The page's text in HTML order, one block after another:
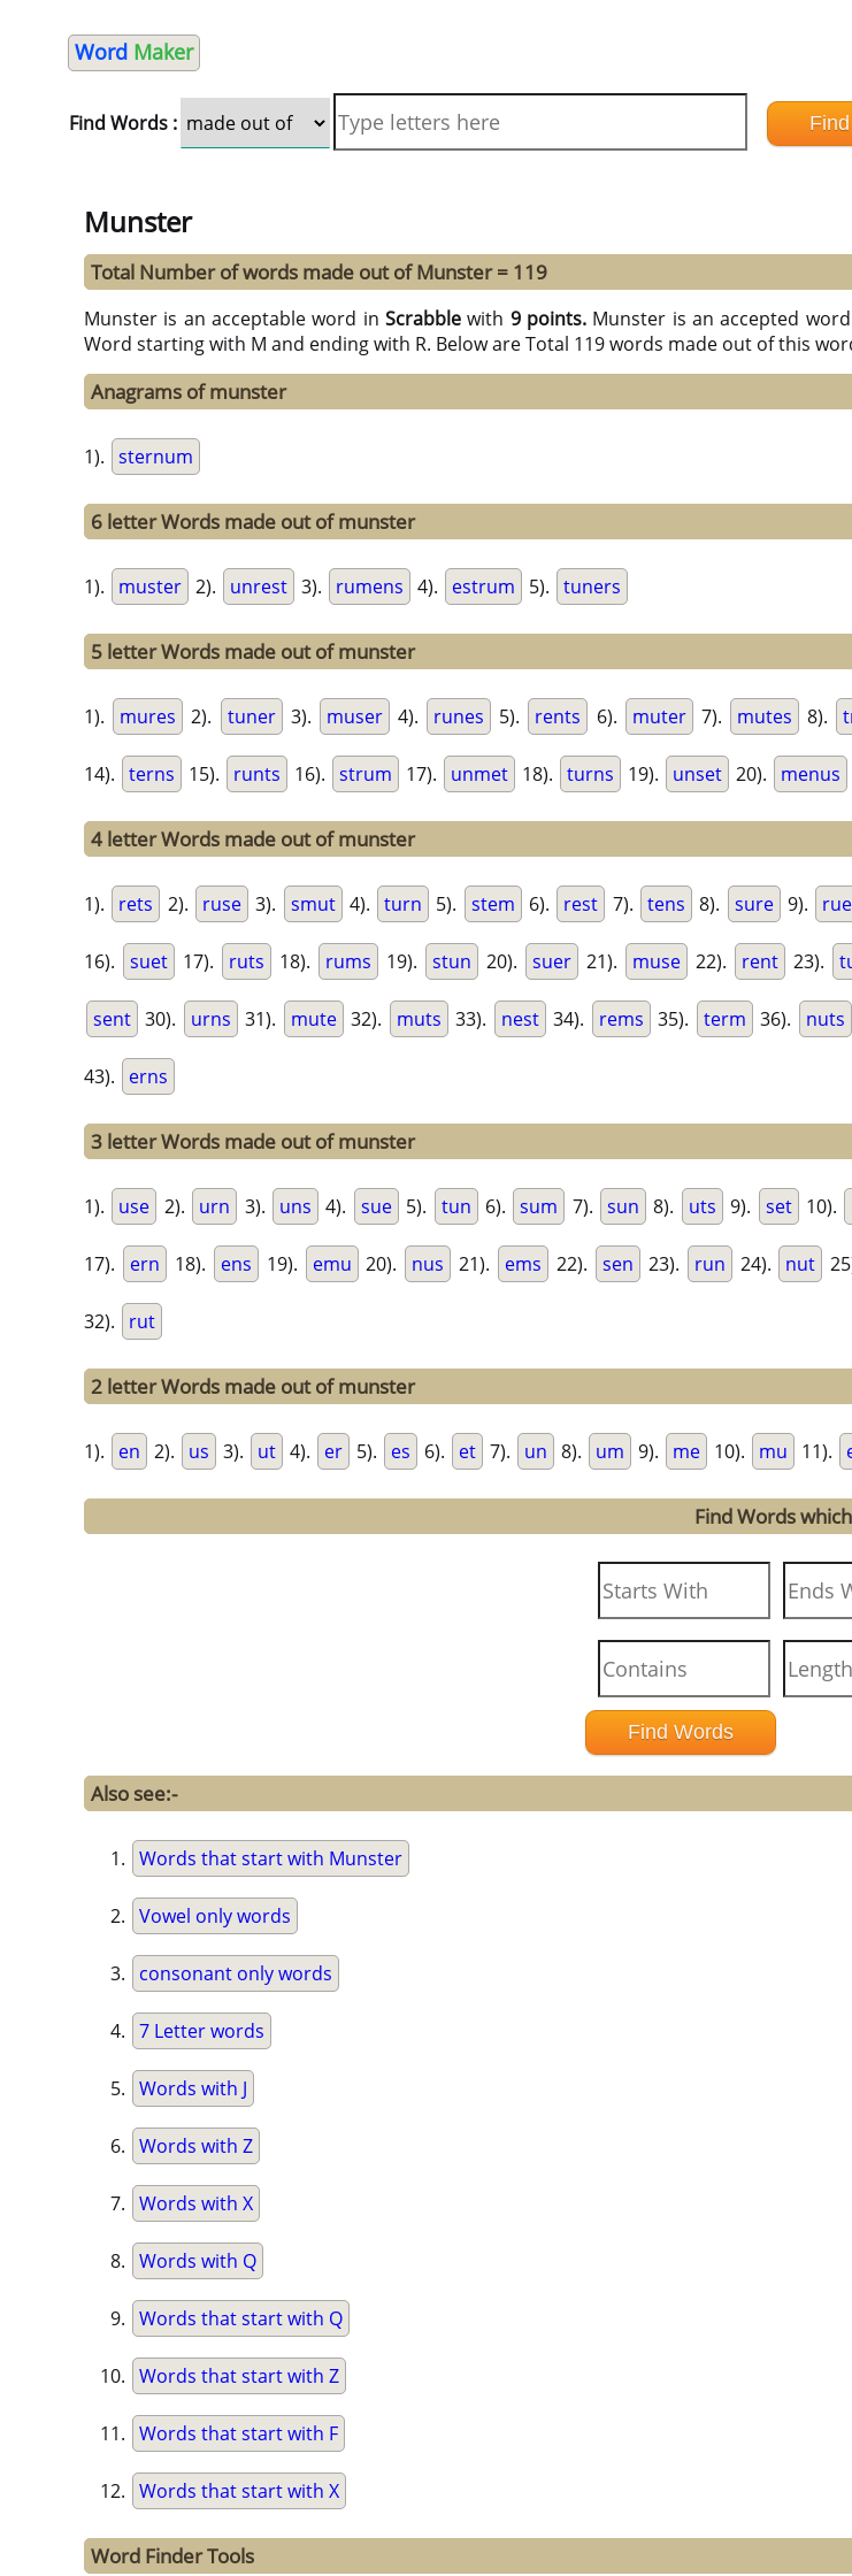
Word Maker
Find Words :
Munster
Total Number of words made out of Munster = 119
Munster is an acceptable word in Scrabble with 9 points. Munster is an accepted
Word starting with M and ending with R. Below are Total 119 words made out of this
Anagrams of munster
1). sternum
6 letter Words made out of munster
1). muster 2). unrest 3). rumens 4). estrum 5). tuners
5 letter Words made out of munster
1). mures 2). tuner 3). muser 4). runes 5). rents 6). muter 7). mutes 8).
14). terns 15). runts 16). strum 17). unmet 18). turns 19). unset 20). menus
4 letter Words made out of munster
1). rets 2). ruse 3). smut 4). turn 5). stem 6). rest 7). tens 8). sure 9).
16). suet 17). ruts 18). rums 19). stun 20). suer 21). muse 22). rent 23).
sent 30). urns 31). mute 32). muts 33). nest 34). rems 35). term 36). nuts
43). erns
3 letter Words made out of munster
1). use 2). urn 3). uns 4). sue 5). tun 6). sum 7). sun 8). uts 9). set 10).
17). ern 18). ens 19). emu 20). nus 21). ems 22). sen 23). run 24). nut
32). rut
2 letter Words made out of munster
1). en 2). us 3). ut 4). er 5). es 6). et 7). un 8). um 9). me 10). mu 11).
Find Words which
Also see:-
Words that start with Munster
Vowel only words
consonant only words
7 Letter words
Words with J
Words with Z
Words with X
Words with Q
Words that start with Q
Words that start with Z
Words that start with F
Words that start with X
Word Finder Tools